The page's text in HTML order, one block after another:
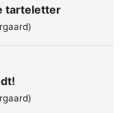
tarteletter